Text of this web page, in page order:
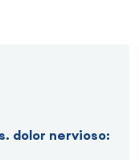
dolor nervioso: